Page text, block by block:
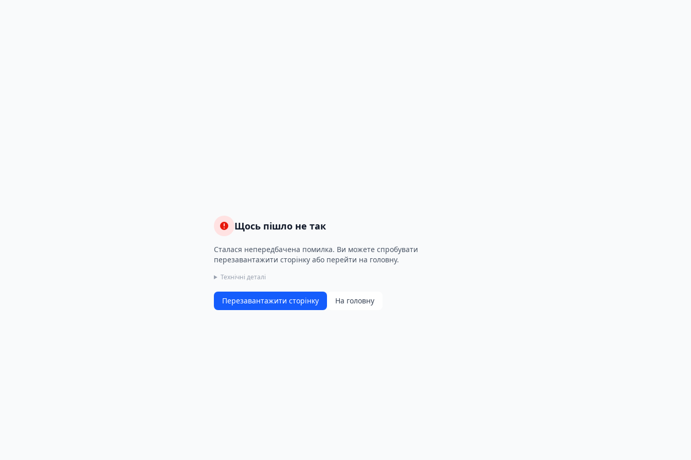
Щось пішло не так
Сталася непередбачена помилка. Ви можете спробувати
перезавантажити сторінку або перейти на головну.
Технічні деталі
Перезавантажити сторінку На головну